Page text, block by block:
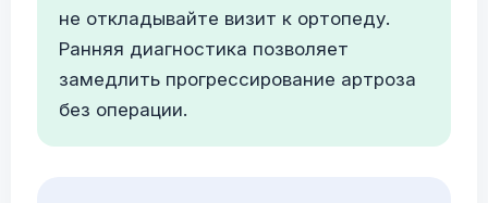
не откладывайте визит к ортопеду.
Ранняя диагностика позволяет
замедлить прогрессирование артроза
без операции.